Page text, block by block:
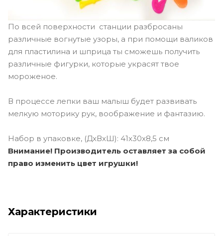
По всей поверхности станции разбросаны
различные вогнутые узоры, а при помощи валиков
для пластилина и шприца ты сможешь получить
различные фигурки, которые украсят твое
мороженое.
В процессе лепки ваш малыш будет развивать
мелкую моторику рук, воображение и фантазию.
Набор в упаковке, (ДxВxШ): 41x30x8,5 см
Внимание! Производитель оставляет за собой
право изменить цвет игрушки!
Характеристики